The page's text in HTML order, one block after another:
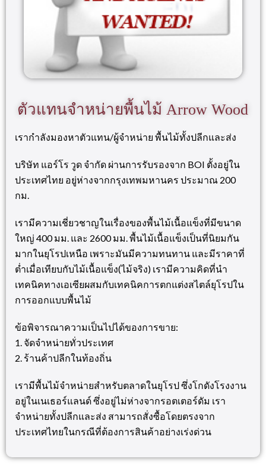
ตัวแทนจำหน่ายพื้นไม้ Arrow Wood
เรากำลังมองหาตัวแทน/ผู้จำหน่าย พื้นไม้ทั้งปลีกและส่ง
บริษัท แอร์โร วูด จำกัด ผ่านการรับรองจาก BOI ตั้งอยู่ใน
ประเทศไทย อยู่ห่างจากกรุงเทพมหานคร ประมาณ 200
กม.
เรามีความเชี่ยวชาญในเรื่องของพื้นไม้เนื้อแข็งที่มีขนาด
ใหญ่ 400 มม. และ 2600 มม. พื้นไม้เนื้อแข็งเป็นที่นิยมกัน
มากในยุโรปเหนือ เพราะมันมีความทนทาน และมีราคาที่
ต่ำเมื่อเทียบกับไม้เนื้อแข็ง(ไม้จริง) เรามีความคิดที่นำ
เทคนิคทางเอเซียผสมกับเทคนิคการตกแต่งสไตล์ยุโรปใน
การออกแบบพื้นไม้
ข้อพิจารณาความเป็นไปได้ของการขาย:
1. จัดจำหน่ายทั่วประเทศ
2. ร้านค้าปลีกในท้องถิ่น
เรามีพื้นไม้จำหน่ายสำหรับตลาดในยุโรป ซึ่งโกดังโรงงาน
อยู่ในเนเธอร์แลนด์ ซึ่งอยู่ไม่ห่างจากรอตเตอร์ดัม เรา
จำหน่ายทั้งปลีกและส่ง สามารถสั่งซื้อโดยตรงจาก
ประเทศไทยในกรณีที่ต้องการสินค้าอย่างเร่งด่วน